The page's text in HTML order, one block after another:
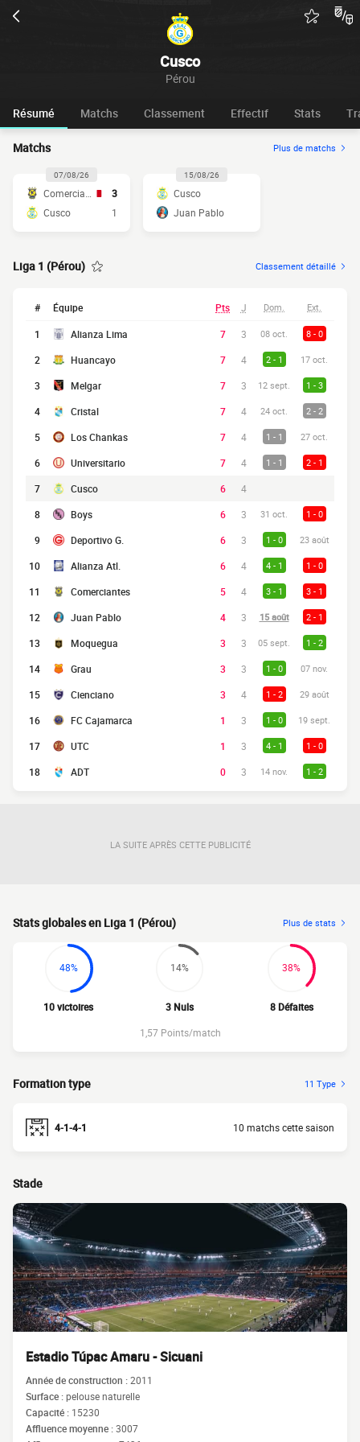
Cusco
Pérou
Résumé Matchs Classement Effectif Stats
Matchs Plus de matchs
07/08/26
3
Cusco
1
15/08/26
Cusco
Juan Pablo
Liga 1 (Pérou) Classement détaillé
# Équipe Pts J Dom. Ext.
1 Alianza Lima 7 3 08 oct. 8 - 0
2 Huancayo 7 4 2 - 1 17 oct.
3 Melgar 7 3 12 sept. 1 - 3
4 Cristal 7 4 24 oct. 2 - 2
5 Los Chankas 7 4 1 - 1 27 oct.
6 Universitario 7 4 1 - 1 2 - 1
7 Cusco 6
4
8
Boys 6 3 31 oct. 1 - 0
9 Deportivo G. 6 3 1 - 0 23 août
10 Alianza Atl. 6 4 4 - 1 1 - 0
11 Comerciantes 5 4 3 - 1 3 - 1
12 Juan Pablo 4 3 15 août 2 - 1
13 Moquegua 3 3 05 sept. 1 - 2
14 Grau 3 3 1 - 0 07 nov.
15 Cienciano 3 4 1 - 2 29 août
16 FC Cajamarca 1 3 1 - 0 19 sept.
17 UTC 1 3 4 - 1 1 - 0
18 ADT 0 3 14 nov. 1 - 2
LA SUITE APRÈS CETTE PUBLICITÉ
Stats globales en Liga 1 (Pérou) Plus de stats
48%
10 victoires
14%
3 Nuls
38%
8 Défaites
1,57 Points/match
Formation type 11 Type
4-1-4-1 10 matchs cette saison
Stade
Estadio Túpac Amaru - Sicuani
Année de construction :2011
Surface :pelouse naturelle
Capacité : 15230
Affluence moyenne :3007